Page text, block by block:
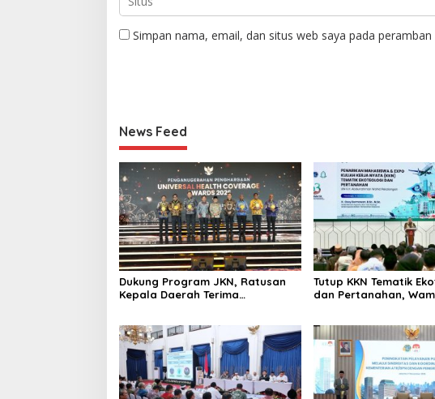
Simpan nama, email, dan situs web saya pada
News Feed
Dukung Program JKN, Ratusan
Kepala Daerah Terima
Tutup KKN Tematik
dan Pertanahan,
Wakaf